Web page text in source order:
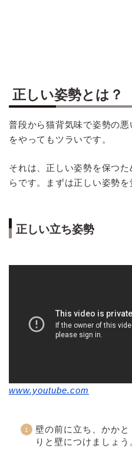
正しい姿勢とは？
普段から猫背気味で姿勢の
をやってもツラいです。
それは、正しい姿勢を保つ
らです。まずは正しい姿勢を
正しい立ち姿勢
www.youtube.com
壁の前に立ち、かか
りと壁につけましょう